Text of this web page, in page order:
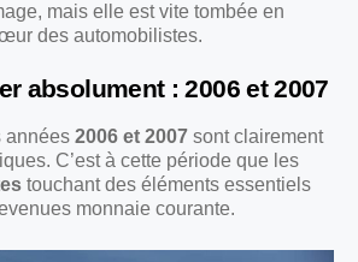
mais elle est vite tombée en
des automobilistes.
absolument : 2006 et 2007
années 2006 et 2007 sont clairement
C’est à cette période que les
touchant des éléments essentiels
monnaie courante.